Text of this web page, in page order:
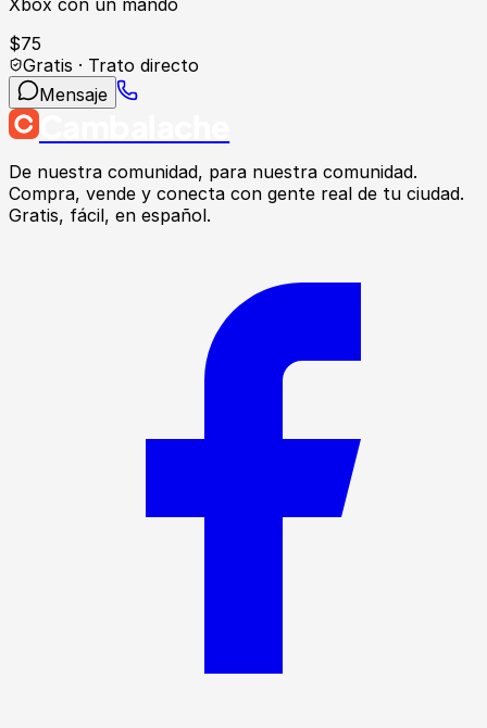
Xbox con un mando
$75
Gratis · Trato directo
Mensaje
De nuestra comunidad, para nuestra comunidad.
Compra, vende y conecta con gente real de tu ciudad.
Gratis, fácil, en español.